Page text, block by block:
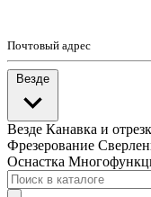
Почтовый адрес
Везде
Везде Канавка и
Фрезерование
Оснастка